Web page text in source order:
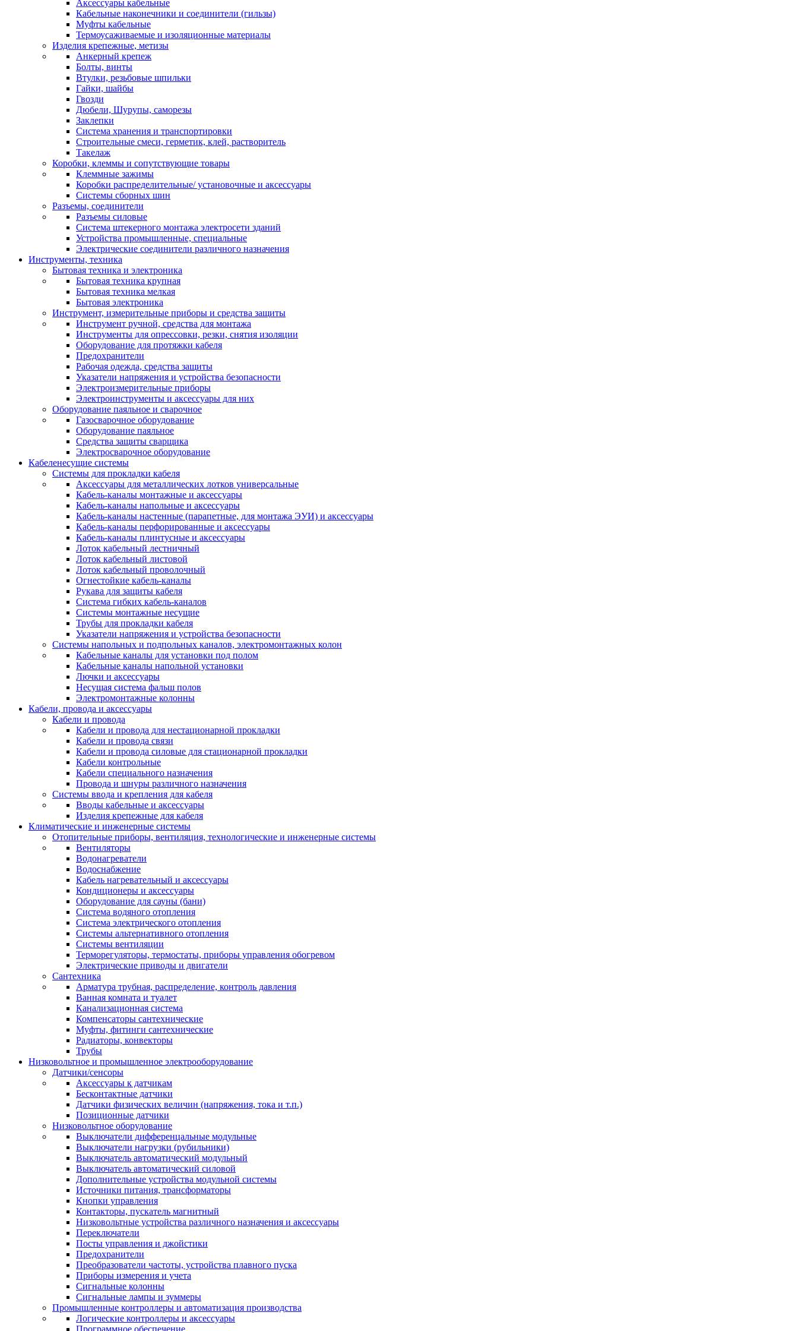
Аксессуары кабельные
Кабельные наконечники и соединители (гильзы)
Муфты кабельные
Термоусаживаемые и изоляционные материалы
Изделия крепежные, метизы
Анкерный крепеж
Болты, винты
Втулки, резьбовые шпильки
Гайки, шайбы
Гвозди
Дюбели, Шурупы, саморезы
Заклепки
Система хранения и транспортировки
Строительные смеси, герметик, клей, растворитель
Такелаж
Коробки, клеммы и сопутствующие товары
Клеммные зажимы
Коробки распределительные/ установочные и аксессуары
Системы сборных шин
Разъемы, соединители
Разъемы силовые
Система штекерного монтажа электросети зданий
Устройства промышленные, специальные
Электрические соединители различного назначения
Инструменты, техника
Бытовая техника и электроника
Бытовая техника крупная
Бытовая техника мелкая
Бытовая электроника
Инструмент, измерительные приборы и средства защиты
Инструмент ручной, средства для монтажа
Инструменты для опрессовки, резки, снятия изоляции
Оборудование для протяжки кабеля
Предохранители
Рабочая одежда, средства защиты
Указатели напряжения и устройства безопасности
Электроизмерительные приборы
Электроинструменты и аксессуары для них
Оборудование паяльное и сварочное
Газосварочное оборудование
Оборудование паяльное
Средства защиты сварщика
Электросварочное оборудование
Кабеленесущие системы
Системы для прокладки кабеля
Аксессуары для металлических лотков универсальные
Кабель-каналы монтажные и аксессуары
Кабель-каналы напольные и аксессуары
Кабель-каналы настенные (парапетные, для монтажа ЭУИ) и аксессуары
Кабель-каналы перфорированные и аксессуары
Кабель-каналы плинтусные и аксессуары
Лоток кабельный лестничный
Лоток кабельный листовой
Лоток кабельный проволочный
Огнестойкие кабель-каналы
Рукава для защиты кабеля
Система гибких кабель-каналов
Системы монтажные несущие
Трубы для прокладки кабеля
Указатели напряжения и устройства безопасности
Системы напольных и подпольных каналов, электромонтажных колон
Кабельные каналы для установки под полом
Кабельные каналы напольной установки
Лючки и аксессуары
Несущая система фальш полов
Электромонтажные колонны
Кабели, провода и аксессуары
Кабели и провода
Кабели и провода для нестационарной прокладки
Кабели и провода связи
Кабели и провода силовые для стационарной прокладки
Кабели контрольные
Кабели специального назначения
Провода и шнуры различного назначения
Системы ввода и крепления для кабеля
Вводы кабельные и аксессуары
Изделия крепежные для кабеля
Климатические и инженерные системы
Отопительные приборы, вентиляция, технологические и инженерные системы
Вентиляторы
Водонагреватели
Водоснабжение
Кабель нагревательный и аксессуары
Кондиционеры и аксессуары
Оборудование для сауны (бани)
Система водяного отопления
Система электрического отопления
Системы альтернативного отопления
Системы вентиляции
Терморегуляторы, термостаты, приборы управления обогревом
Электрические приводы и двигатели
Сантехника
Арматура трубная, распределение, контроль давления
Ванная комната и туалет
Канализационная система
Компенсаторы сантехнические
Муфты, фитинги сантехнические
Радиаторы, конвекторы
Трубы
Низковольтное и промышленное электрооборудование
Датчики/сенсоры
Аксессуары к датчикам
Бесконтактные датчики
Датчики физических величин (напряжения, тока и т.п.)
Позиционные датчики
Низковольтное оборудование
Выключатели дифференцальные модульные
Выключатели нагрузки (рубильники)
Выключатель автоматический модульный
Выключатель автоматический силовой
Дополнительные устройства модульной системы
Источники питания, трансформаторы
Кнопки управления
Контакторы, пускатель магнитный
Низковольтные устройства различного назначения и аксессуары
Переключатели
Посты управления и джойстики
Предохранители
Преобразователи частоты, устройства плавного пуска
Приборы измерения и учета
Сигнальные колонны
Сигнальные лампы и зуммеры
Промышленные контроллеры и автоматизация производства
Логические контроллеры и аксессуары
Программное обеспечение